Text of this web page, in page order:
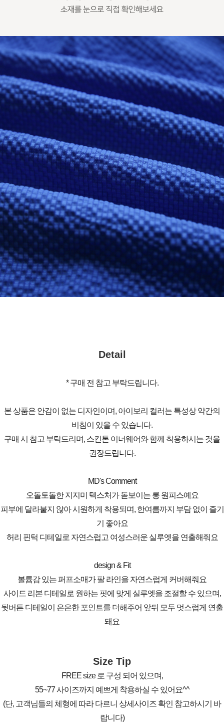
Detail
* 구매 전 참고 부탁드립니다.
본 상품은 안감이 없는 디자인이며, 아이보리 컬러는 특성상 약간의
비침이 있을 수 있습니다.
구매 시 참고 부탁드리며, 스킨톤 이너웨어와 함께 착용하시는 것을
권장드립니다.
MD's Comment
오돌토돌한 지지미 텍스처가 돋보이는 롱 원피스예요
피부에 달라붙지 않아 시원하게 착용되며, 한여름까지 부담 없이 즐기
기 좋아요
허리 핀턱 디테일로 자연스럽고 여성스러운 실루엣을 연출해줘요
design & Fit
볼륨감 있는 퍼프소매가 팔 라인을 자연스럽게 커버해줘요
사이드 리본 디테일로 원하는 핏에 맞게 실루엣을 조절할 수 있으며,
뒷버튼 디테일이 은은한 포인트를 더해주어 앞뒤 모두 멋스럽게 연출
돼요
Size Tip
FREE size 로 구성 되어 있으며,
55~77 사이즈까지 예쁘게 착용하실 수 있어요^^
(단, 고객님들의 체형에 따라 다르니 상세사이즈 확인 참고하시기 바
랍니다)